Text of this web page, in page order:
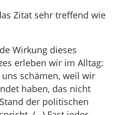
Zitat sehr treffend wie
Wirkung dieses
erleben wir im Alltag:
schämen, weil wir
haben, das nicht
der politischen